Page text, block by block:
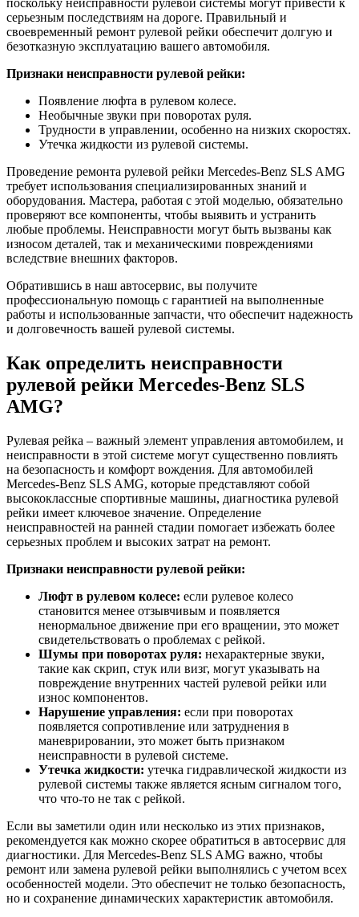
поскольку неисправности рулевой системы могут привести к
серьезным последствиям на дороге. Правильный и
своевременный ремонт рулевой рейки обеспечит долгую и
безотказную эксплуатацию вашего автомобиля.
Признаки неисправности рулевой рейки:
Появление люфта в рулевом колесе.
Необычные звуки при поворотах руля.
Трудности в управлении, особенно на низких скоростях.
Утечка жидкости из рулевой системы.
Проведение ремонта рулевой рейки Mercedes-Benz SLS AMG
требует использования специализированных знаний и
оборудования. Мастера, работая с этой моделью, обязательно
проверяют все компоненты, чтобы выявить и устранить
любые проблемы. Неисправности могут быть вызваны как
износом деталей, так и механическими повреждениями
вследствие внешних факторов.
Обратившись в наш автосервис, вы получите
профессиональную помощь с гарантией на выполненные
работы и использованные запчасти, что обеспечит надежность
и долговечность вашей рулевой системы.
Как определить неисправности
рулевой рейки Mercedes-Benz SLS
AMG?
Рулевая рейка – важный элемент управления автомобилем, и
неисправности в этой системе могут существенно повлиять
на безопасность и комфорт вождения. Для автомобилей
Mercedes-Benz SLS AMG, которые представляют собой
высококлассные спортивные машины, диагностика рулевой
рейки имеет ключевое значение. Определение
неисправностей на ранней стадии помогает избежать более
серьезных проблем и высоких затрат на ремонт.
Признаки неисправности рулевой рейки:
Люфт в рулевом колесе: если рулевое колесо
становится менее отзывчивым и появляется
ненормальное движение при его вращении, это может
свидетельствовать о проблемах с рейкой.
Шумы при поворотах руля: нехарактерные звуки,
такие как скрип, стук или визг, могут указывать на
повреждение внутренних частей рулевой рейки или
износ компонентов.
Нарушение управления: если при поворотах
появляется сопротивление или затруднения в
маневрировании, это может быть признаком
неисправности в рулевой системе.
Утечка жидкости: утечка гидравлической жидкости из
рулевой системы также является ясным сигналом того,
что что-то не так с рейкой.
Если вы заметили один или несколько из этих признаков,
рекомендуется как можно скорее обратиться в автосервис для
диагностики. Для Mercedes-Benz SLS AMG важно, чтобы
ремонт или замена рулевой рейки выполнялись с учетом всех
особенностей модели. Это обеспечит не только безопасность,
но и сохранение динамических характеристик автомобиля.